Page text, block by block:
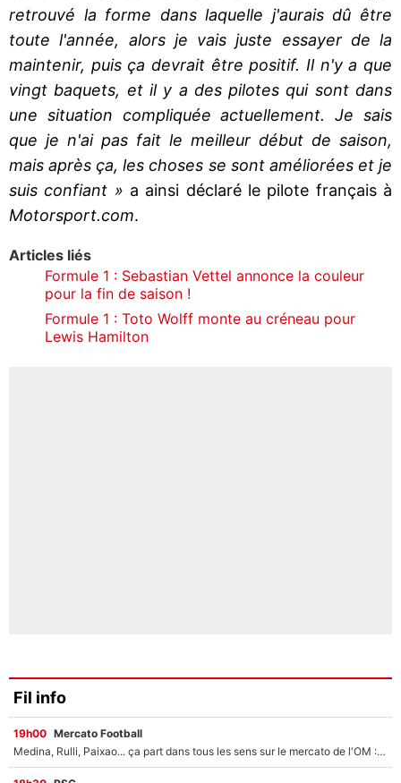
retrouvé la forme dans laquelle j'aurais dû être
toute l'année, alors je vais juste essayer de la
maintenir, puis ça devrait être positif. Il n'y a que
vingt baquets, et il y a des pilotes qui sont dans
une situation compliquée actuellement. Je sais
que je n'ai pas fait le meilleur début de saison,
mais après ça, les choses se sont améliorées et je
suis confiant » a ainsi déclaré le pilote français à
Motorsport.com.
Articles liés
Formule 1 : Sebastian Vettel annonce la couleur
pour la fin de saison !
Formule 1 : Toto Wolff monte au créneau pour
Lewis Hamilton
Fil info
19h00 Mercato Football
Medina, Rulli, Paixao... ça part dans tous les sens sur le mercato de l'OM : Frank McCourt va enfin récupérer l'argent qu'il attend ?